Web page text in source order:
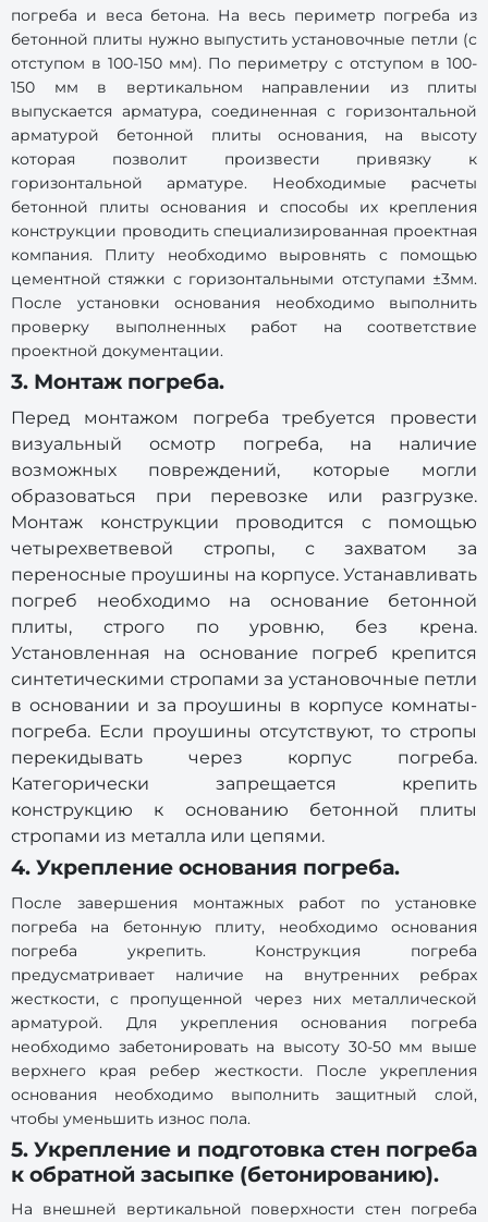
погреба и веса бетона. На весь периметр погреба из
бетонной плиты нужно выпустить установочные петли (с
отступом в 100-150 мм). По периметру с отступом в 100-
150 мм в вертикальном направлении из плиты
выпускается арматура, соединенная с горизонтальной
арматурой бетонной плиты основания, на высоту
которая позволит произвести привязку к
горизонтальной арматуре. Необходимые расчеты
бетонной плиты основания и способы их крепления
конструкции проводить специализированная проектная
компания. Плиту необходимо выровнять с помощью
цементной стяжки с горизонтальными отступами ±3мм.
После установки основания необходимо выполнить
проверку выполненных работ на соответствие
проектной документации.
3. Монтаж погреба.
Перед монтажом погреба требуется провести
визуальный осмотр погреба, на наличие
возможных повреждений, которые могли
образоваться при перевозке или разгрузке.
Монтаж конструкции проводится с помощью
четырехветвевой стропы, с захватом за
переносные проушины на корпусе. Устанавливать
погреб необходимо на основание бетонной
плиты, строго по уровню, без крена.
Установленная на основание погреб крепится
синтетическими стропами за установочные петли
в основании и за проушины в корпусе комнаты-
погреба. Если проушины отсутствуют, то стропы
перекидывать через корпус погреба.
Категорически запрещается крепить
конструкцию к основанию бетонной плиты
стропами из металла или цепями.
4. Укрепление основания погреба.
После завершения монтажных работ по установке
погреба на бетонную плиту, необходимо основания
погреба укрепить. Конструкция погреба
предусматривает наличие на внутренних ребрах
жесткости, с пропущенной через них металлической
арматурой. Для укрепления основания погреба
необходимо забетонировать на высоту 30-50 мм выше
верхнего края ребер жесткости. После укрепления
основания необходимо выполнить защитный слой,
чтобы уменьшить износ пола.
5. Укрепление и подготовка стен погреба
к обратной засыпке (бетонированию).
На внешней вертикальной поверхности стен погреба